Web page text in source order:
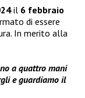
il 6 febbraio
di essere
In merito alla
a quattro mani
e guardiamo il